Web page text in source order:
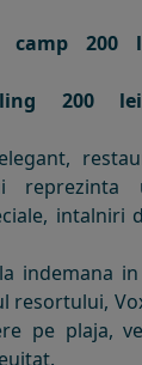
camp 200
200
intalniri
indemana
resortului,
pe plaja,